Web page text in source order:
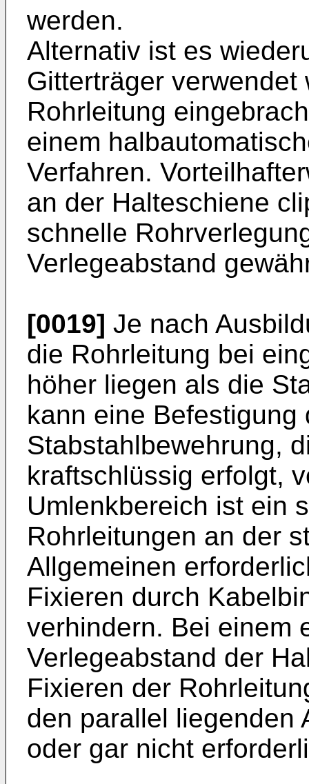
werden.
Alternativ ist es
Gitterträger
Rohrleitung
einem
Verfahren.
an der Halteschiene
schnelle
Verlegeabstand
[0019] Je nach
die Rohrleitung bei
höher liegen als die
kann eine
Stabstahlbewehrung,
kraftschlüssig erfolgt,
Umlenkbereich ist ein
Rohrleitungen an der
Allgemeinen
Fixieren durch
verhindern. Bei einem
Verlegeabstand der
Fixieren der
den parallel liegenden
oder gar nicht